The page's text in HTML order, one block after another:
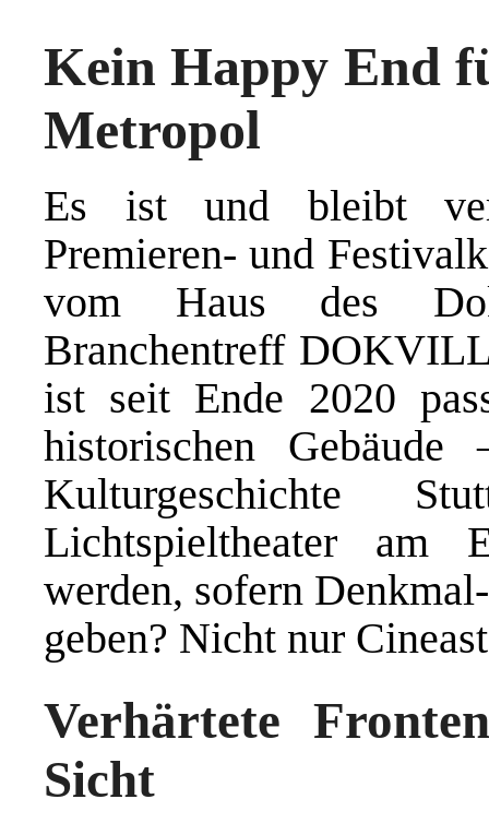
Kein Happy End
Metropol
Es ist und bleibt
Premieren- und
vom Haus des
Branchentreff
ist seit Ende 2020
historischen Gebäude
Kulturgeschichte
Lichtspieltheater
werden, sofern
geben? Nicht nur
Verhärtete
Sicht